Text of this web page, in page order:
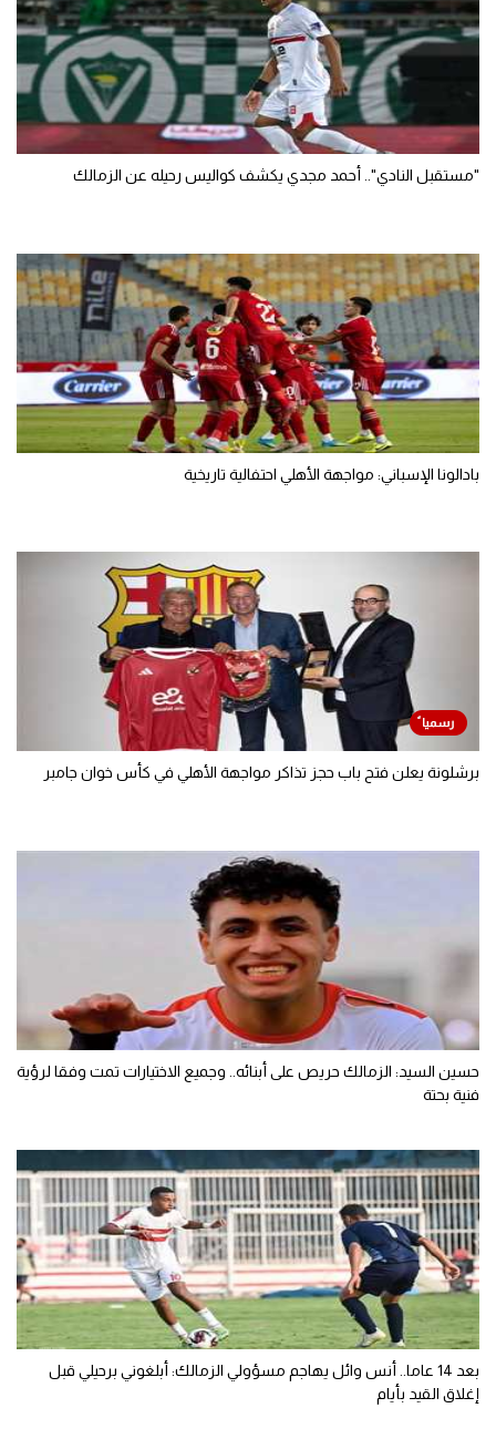
"مستقبل النادي".. أحمد مجدي يكشف كواليس رحيله عن الزمالك
بادالونا الإسباني: مواجهة الأهلي احتفالية تاريخية
برشلونة يعلن فتح باب حجز تذاكر مواجهة الأهلي في كأس خوان جامبر
حسين السيد: الزمالك حريص على أبنائه.. وجميع الاختيارات تمت وفقا لرؤية
فنية بحتة
بعد 14 عاما.. أنس وائل يهاجم مسؤولي الزمالك: أبلغوني برحيلي قبل
إغلاق القيد بأيام